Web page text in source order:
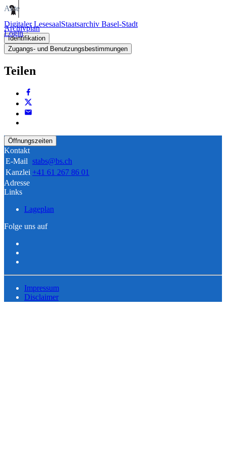
Digitaler LesesaalStaatsarchiv Basel-Stadt
Login
Akte
Archivplan
Identifikation
Zugangs- und Benutzungsbestimmungen
Teilen
Öffnungszeiten
Kontakt
E-Mail stabs@bs.ch
Kanzlei +41 61 267 86 01
Adresse
Links
Lageplan
Folge uns auf
Impressum
Disclaimer